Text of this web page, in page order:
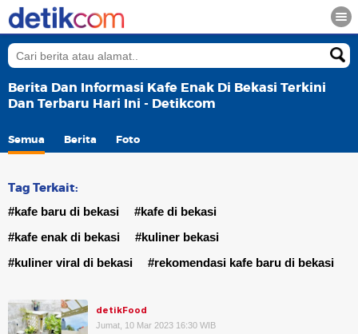
Berita Dan Informasi Kafe Enak Di Bekasi Terkini
Dan Terbaru Hari Ini - Detikcom
Semua Berita Foto
Tag Terkait:
#kafe baru di bekasi
#kafe di bekasi
#kafe enak di bekasi
#kuliner bekasi
#kuliner viral di bekasi
#rekomendasi kafe baru di bekasi
detikFood
Jumat, 10 Mar 2023 16:30 WIB